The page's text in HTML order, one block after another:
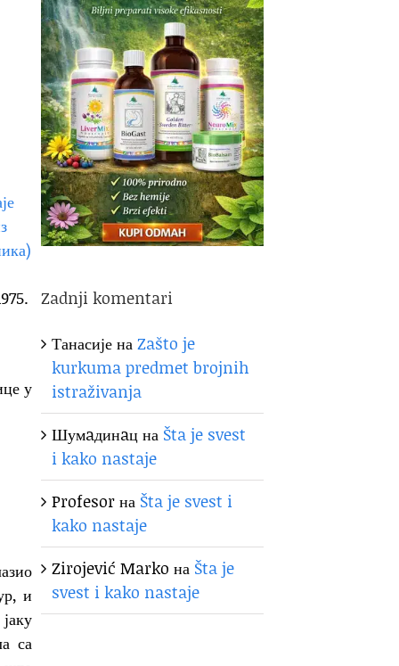
у
и
са
Zadnji komentari
ТанасијенаZašto je
kurkuma predmet brojnih
istraživanja
Шумaдинaцна Šta je svest
i kako nastaje
Profesorна Šta je svest i
kako nastaje
Zirojević Marko на Šta je
svest i kako nastaje